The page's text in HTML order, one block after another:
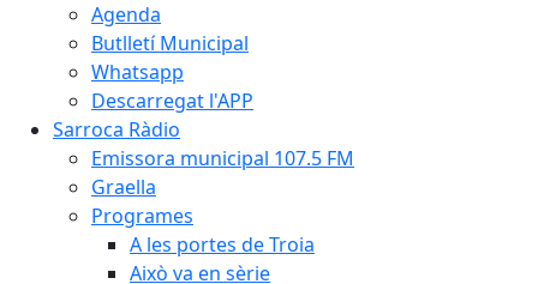
Agenda
Butlletí Municipal
Whatsapp
Descarregat l'APP
Sarroca Ràdio
Emissora municipal 107.5 FM
Graella
Programes
A les portes de Troia
Això va en sèrie